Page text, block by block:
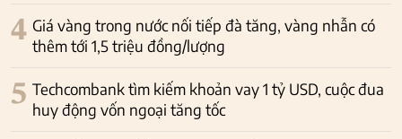
4 Giá vàng trong nước nối tiếp đà tăng, vàng nhẫn có
thêm tới 1,5 triệu đồng/lượng
5 Techcombank tìm kiếm khoản vay 1 tỷ USD, cuộc đua
huy động vốn ngoại tăng tốc